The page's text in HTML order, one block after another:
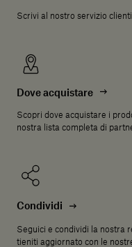
Scrivi al nostro servizio
Dove acquistare
Scopri dove acquistare i
nostra lista completa di
Condividi
Seguici e condividi la nostra
tieniti aggiornato con le